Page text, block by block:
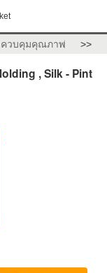
ควบคุมคุณภาพ >>
, Silk - Pint